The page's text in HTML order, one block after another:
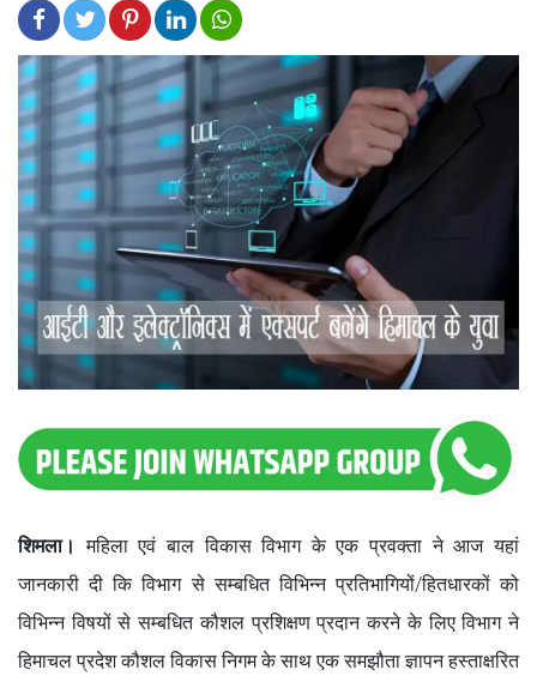
शिमला।महिला एवं बाल विकास विभाग के एक प्रवक्ता ने आज यहां
जानकारी दी कि विभाग से सम्बधित विभिन्न प्रतिभागियों/हितधारकों को
विभिन्न विषयों से सम्बधित कौशल प्रशिक्षण प्रदान करने के लिए विभाग ने
हिमाचल प्रदेश कौशल विकास निगम के साथ एक समझौता ज्ञापन हस्ताक्षरित